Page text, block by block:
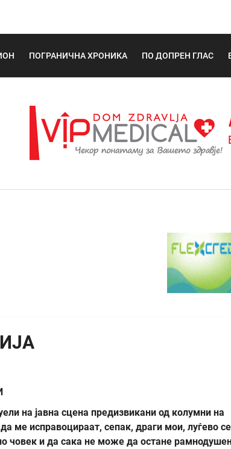
ПОГРАНИЧНА ХРОНИКА ПО ДОПРЕН ГЛАС
на јавна сцена предизвикани од колумни на
ме исправоцираат, сепак, драги мои, луѓево
човек и да сака не може да остане